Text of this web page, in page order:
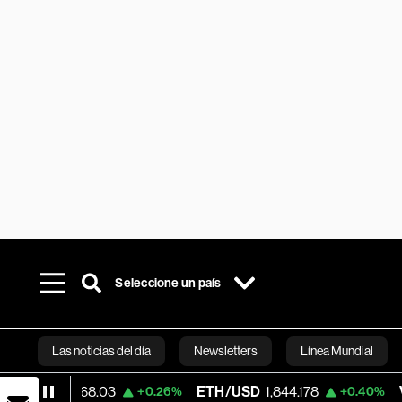
Seleccione un país
Las noticias del día Newsletters Línea Mundial
Bloomberg
+0.26% ETH/USD 1,844.178 +0.40% Visa